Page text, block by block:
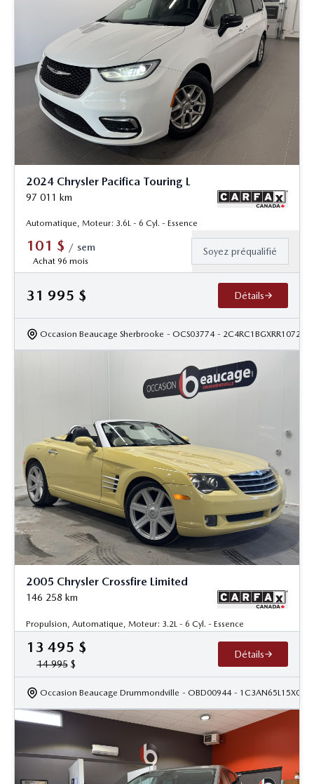
2024 Chrysler Pacifica Touring L
97 011 km
Automatique, Moteur: 3.6L - 6 Cyl. - Essence
101 $ / sem
Achat 96 mois
Soyez préqualifié
31 995 $ Détails
Occasion Beaucage Sherbrooke - OCS03774 - 2C4RC1BGXRR107283
2005 Chrysler Crossfire Limited
146 258 km
Propulsion, Automatique, Moteur: 3.2L - 6 Cyl. - Essence
13 495 $
14 995$
Détails
Occasion Beaucage Drummondville - OBD00944 -